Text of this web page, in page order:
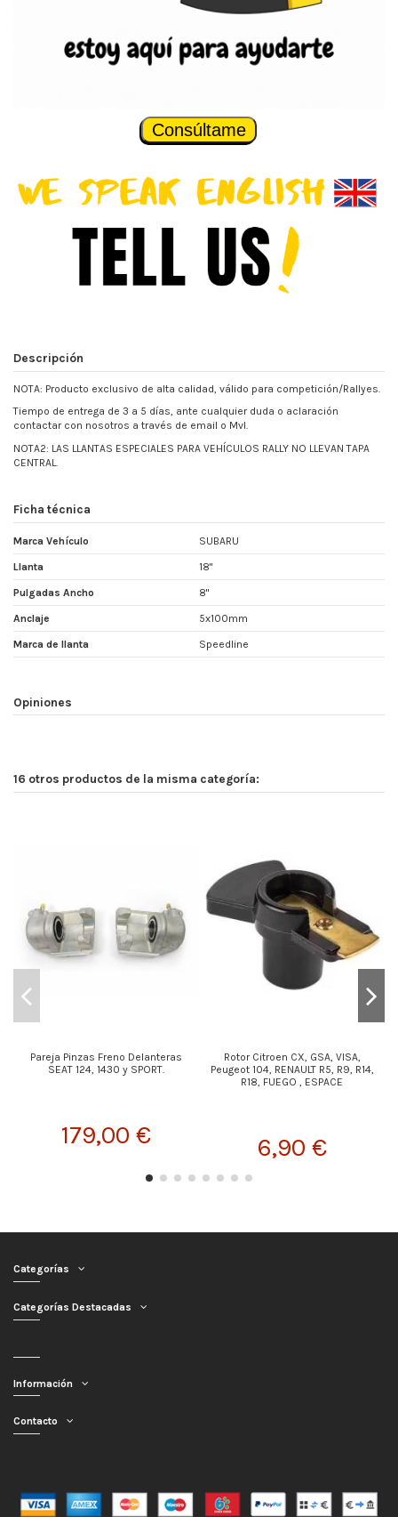
Consúltame
Descripción
NOTA: Producto exclusivo de alta calidad, válido para competición/Rallyes.
Tiempo de entrega de 3 a 5 días, ante cualquier duda o aclaración
contactar con nosotros a través de email o Mvl.
NOTA2: LAS LLANTAS ESPECIALES PARA VEHÍCULOS RALLY NO LLEVAN TAPA
CENTRAL.
Ficha técnica
Marca Vehículo SUBARU
Llanta 18"
Pulgadas Ancho 8"
Anclaje 5x100mm
Marca de llanta Speedline
Opiniones
16 otros productos de la misma categoría:
Pareja Pinzas Freno Delanteras
SEAT 124, 1430 y SPORT.
179,00 €
Rotor Citroen CX, GSA, VISA,
Peugeot 104, RENAULT R5, R9, R14,
R18, FUEGO , ESPACE
6,90 €
Categorías
Categorías Destacadas
Información
Contacto